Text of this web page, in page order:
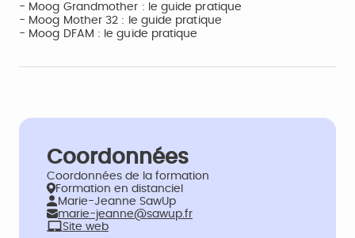
- Moog Grandmother : le guide pratique
- Moog Mother 32 : le guide pratique
- Moog DFAM : le guide pratique
Coordonnées
Coordonnées de la formation
Formation en distanciel
Marie-Jeanne SawUp
marie-jeanne@sawup.fr
Site web